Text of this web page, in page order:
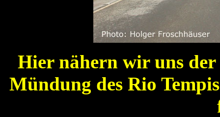
Hier nähern wir uns
Mündung des Rio